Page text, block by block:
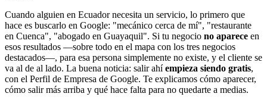
Cuando alguien en Ecuador necesita un servicio, lo primero que
hace es buscarlo en Google: "mecánico cerca de mí", "restaurante
en Cuenca", "abogado en Guayaquil". Si tu negocio no aparece en
esos resultados —sobre todo en el mapa con los tres negocios
destacados—, para esa persona simplemente no existe, y el cliente se
va al de al lado. La buena noticia: salir ahíempieza siendo gratis,
con el Perfil de Empresa de Google. Te explicamos cómo aparecer,
cómo salir más arriba y qué hace falta para no quedarte a medias.